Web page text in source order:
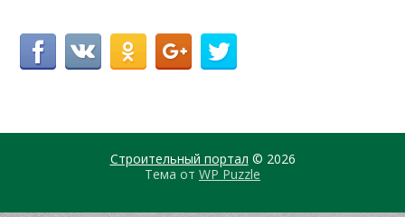
Строительный портал © 2026
Тема от WP Puzzle